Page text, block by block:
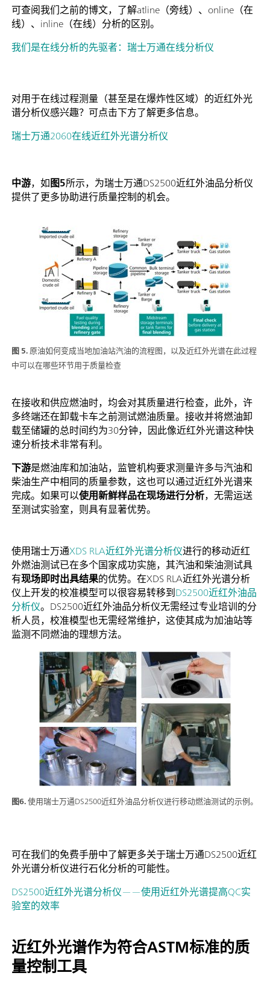
可查阅我们之前的博文，了解atline（旁线）、online（在
线）、inline（在线）分析的区别。
我们是在线分析的先驱者：瑞士万通在线分析仪
对用于在线过程测量（甚至是在爆炸性区域）的近红外光
谱分析仪感兴趣？可点击下方了解更多信息。
瑞士万通2060在线近红外光谱分析仪
中游，如图5所示，为瑞士万通DS2500近红外油品分析仪
提供了更多协助进行质量控制的机会。
图 5.原油如何变成当地加油站汽油的流程图，以及近红外光谱在此过程
中可以在哪些环节用于质量检查
在接收和供应燃油时，均会对其质量进行检查，此外，许
多终端还在卸载卡车之前测试燃油质量。接收并将燃油卸
载至储罐的总时间约为30分钟，因此像近红外光谱这种快
速分析技术非常有利。
下游是燃油库和加油站，监管机构要求测量许多与汽油和
柴油生产中相同的质量参数，这也可以通过近红外光谱来
完成。如果可以使用新鲜样品在现场进行分析，无需运送
至测试实验室，则具有显著优势。
图6.使用瑞士万通DS2500近红外油品分析仪进行移动燃油测试的示例。
使用瑞士万通XDS RLA近红外光谱分析仪进行的移动近红
外燃油测试已在多个国家成功实施，其汽油和柴油测试具
有现场即时出具结果的优势。在XDS RLA近红外光谱分析
仪上开发的校准模型可以很容易转移到DS2500近红外油品
分析仪。DS2500近红外油品分析仪无需经过专业培训的分
析人员，校准模型也无需经常维护，这使其成为加油站等
监测不同燃油的理想方法。
可在我们的免费手册中了解更多关于瑞士万通DS2500近红
外光谱分析仪进行石化分析的可能性。
DS2500近红外光谱分析仪——使用近红外光谱提高QC实
验室的效率
近红外光谱作为符合ASTM标准的质
量控制工具